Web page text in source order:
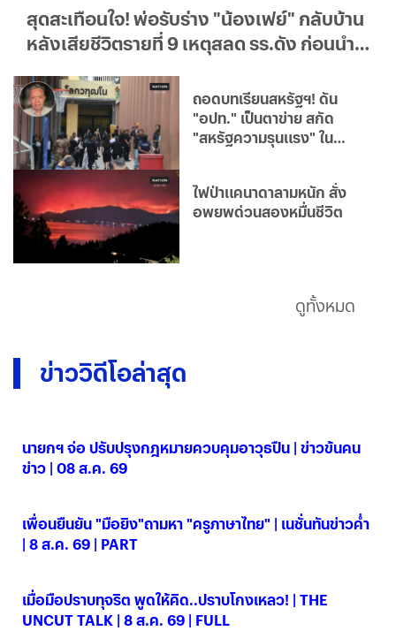
สุดสะเทือนใจ! พ่อรับร่าง "น้องเฟย์" กลับบ้าน
หลังเสียชีวิตรายที่ 9 เหตุสลด รร.ดัง ก่อนนำ
ถอดบทเรียนสหรัฐฯ! ดัน
"อปท." เป็นตาข่าย สกัด
"สหรัฐความรุนแรง" ใน
ไฟป่าแคนาดาลามหนัก สั่ง
อพยพด่วนสองหมื่นชีวิต
ดูทั้งหมด
ข่าววิดีโอล่าสุด
นายกฯ จ่อ ปรับปรุงกฎหมายควบคุมอาวุธปืน | ข่าวข้นคน
ข่าว | 08 ส.ค. 69
เพื่อนยืนยัน "มือยิง"ถามหา "ครูภาษาไทย" | เนชั่นทันข่าวค่ำ
| 8 ส.ค. 69 | PART
เมื่อมือปราบทุจริต พูดให้คิด..ปราบโกงเหลว! | THE
UNCUT TALK | 8 ส.ค. 69 | FULL